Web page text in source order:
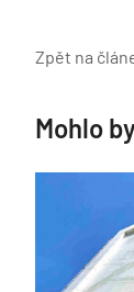
Zpět na
Mohlo